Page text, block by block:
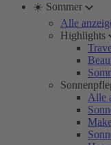
☀️ Sommer
Alle
Highlights
Alle